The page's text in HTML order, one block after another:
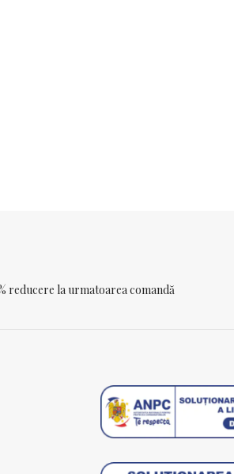
reducere la urmatoarea comandă